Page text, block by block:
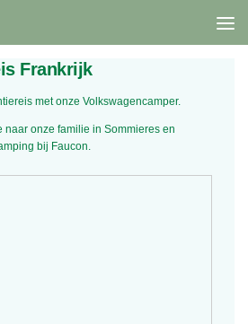
Frankrijk
met onze Volkswagencamper.
naar onze familie in Sommieres en
bij Faucon.